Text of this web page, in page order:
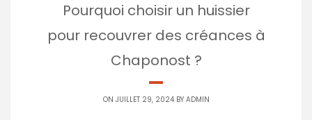
Pourquoi choisir un huissier
pour recouvrer des créances à
Chaponost ?
ON JUILLET 29, 2024 BY ADMIN